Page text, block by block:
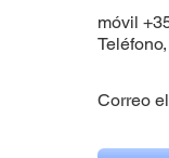
móvil
Correo